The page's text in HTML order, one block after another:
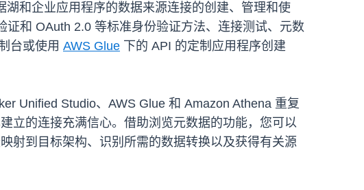
和企业应用程序的数据来源连接的创建、管理和使
和 OAuth 2.0 等标准身份验证方法、连接测试、元数
台或使用 AWS Glue 下的 API 的定制应用程序创建
Unified Studio、AWS Glue 和 Amazon Athena 重复
立的连接充满信心。借助浏览元数据的功能，您可以
射到目标架构、识别所需的数据转换以及获得有关源